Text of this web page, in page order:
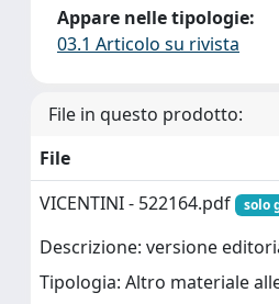
Appare nelle tipologie:
03.1 Articolo su rivista
File in questo prodotto:
File
VICENTINI - 522164.pdf
solo
Descrizione: versione
Tipologia: Altro materiale